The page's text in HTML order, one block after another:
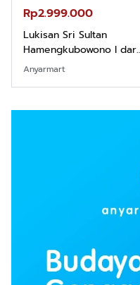
Rp2.999.000
Lukisan Sri Sultan
Hamengkubowono I dari
Kopi Karya Rudi Winarso
Anyarmart